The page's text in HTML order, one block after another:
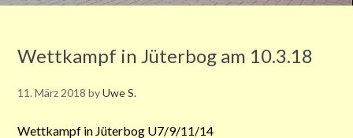
Wettkampf in Jüterbog am 10.3.18
11. März 2018 byUwe S.
Wettkampf in Jüterbog U7/9/11/14